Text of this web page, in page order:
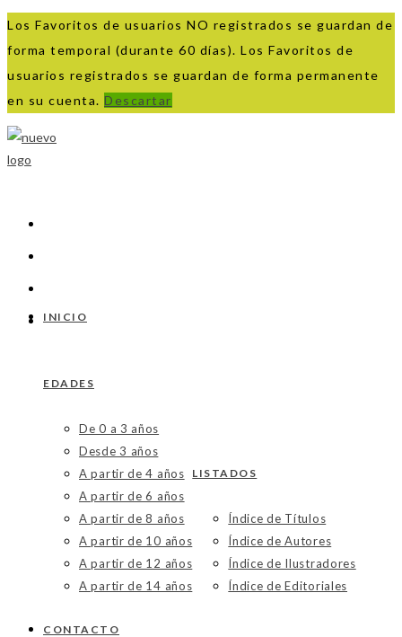
Los Favoritos de usuarios NO registrados se guardan de
forma temporal (durante 60 días). Los Favoritos de
usuarios registrados se guardan de forma permanente
en su cuenta. Descartar
Ir
al
INICIO
EDADES
De 0 a 3 años
Desde 3 años
A partir de 4 años
A partir de 6 años
A partir de 8 años
A partir de 10 años
A partir de 12 años
A partir de 14 años
LISTADOS
Índice de Títulos
Índice de Autores
Índice de Ilustradores
Índice de Editoriales
CONTACTO